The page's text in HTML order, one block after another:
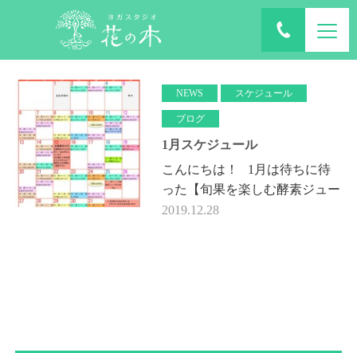
ブログ 2019年12月
NEWS スケジュール
ブログ
1月スケジュール
こんにちは！ 1月は待ちに待
った【旬果を楽しむ酵素ジュー
ス作り】を行います。 前回布
2019.12.28